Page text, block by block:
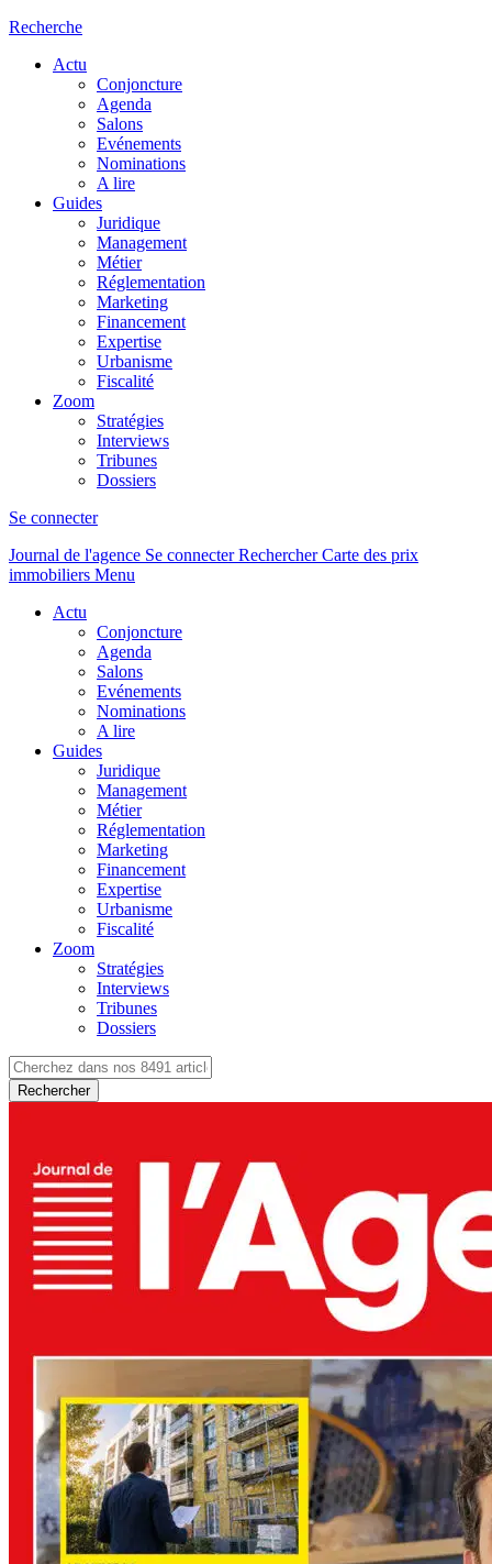
Recherche
Actu
Conjoncture
Agenda
Salons
Evénements
Nominations
A lire
Guides
Juridique
Management
Métier
Réglementation
Marketing
Financement
Expertise
Urbanisme
Fiscalité
Zoom
Stratégies
Interviews
Tribunes
Dossiers
Se connecter
Journal de l'agence Se connecterRechercher Carte des prix
immobiliers Menu
Actu
Conjoncture
Agenda
Salons
Evénements
Nominations
A lire
Guides
Juridique
Management
Métier
Réglementation
Marketing
Financement
Expertise
Urbanisme
Fiscalité
Zoom
Stratégies
Interviews
Tribunes
Dossiers
Rechercher